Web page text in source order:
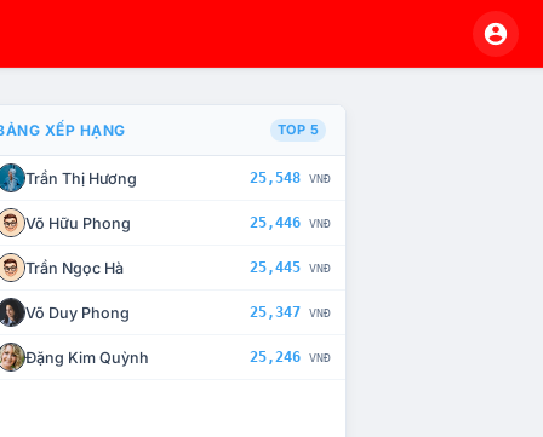
CHẾ TÀI XỬ LÝ VI PHẠM
XẾP HẠNG TOP 5
Trần Thị Hương 25,548 VNĐ
Võ Hữu Phong 25,446 VNĐ
Trần Ngọc Hà 25,445 VNĐ
Võ Duy Phong 25,347 VNĐ
Đặng Kim Quỳnh 25,246 VNĐ